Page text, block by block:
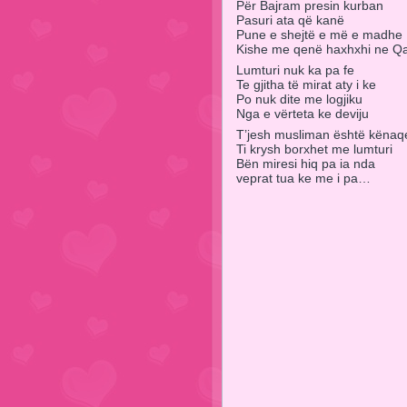
Për Bajram presin kurban
Pasuri ata që kanë
Pune e shejtë e më e madhe
Kishe me qenë haxhxhi ne
Lumturi nuk ka pa fe
Te gjitha të mirat aty i ke
Po nuk dite me logjiku
Nga e vërteta ke deviju
T’jesh musliman është
Ti krysh borxhet me lumturi
Bën miresi hiq pa ia nda
veprat tua ke me i pa…